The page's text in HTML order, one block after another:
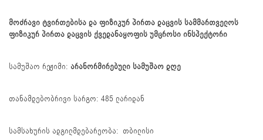
მოძრავი ტვირთებისა და ფიზიკურ პირთა დაცვის სამმართველოს
ფიზიკურ პირთა დაცვის ქვედანაყოფის უმცროსი ინსპექტორი
სამუშაო რეჟიმი: არანორმირებული სამუშაო დღე
თანამდებობრივი სარგო: 485 ლარიდან
სამსახურის ადგილმდებარეობა: თბილისი